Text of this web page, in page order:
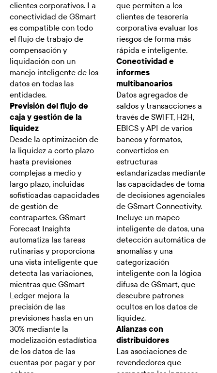
clientes corporativos. La
conectividad de GSmart
es compatible con todo
el flujo de trabajo de
compensación y
liquidación con un
manejo inteligente de los
datos en todas las
entidades.
Previsión del flujo de
caja y gestión de la
liquidez
Desde la optimización de
la liquidez a corto plazo
hasta previsiones
complejas a medio y
largo plazo, incluidas
sofisticadas capacidades
de gestión de
contrapartes. GSmart
Forecast Insights
automatiza las tareas
rutinarias y proporciona
una vista inteligente que
detecta las variaciones,
mientras que GSmart
Ledger mejora la
precisión de las
previsiones hasta en un
30% mediante la
modelización estadística
de los datos de las
cuentas por pagar y por
que permiten a los
clientes de tesorería
corporativa evaluar los
riesgos de forma más
rápida e inteligente.
Conectividad e
informes
multibancarios
Datos agregados de
saldos y transacciones a
través de SWIFT, H2H,
EBICS y API de varios
bancos y formatos,
convertidos en
estructuras
estandarizadas mediante
las capacidades de toma
de decisiones agenciales
de GSmart Connectivity.
Incluye un mapeo
inteligente de datos, una
detección automática de
anomalías y una
categorización
inteligente con la lógica
difusa de GSmart, que
descubre patrones
ocultos en los datos de
liquidez.
Alianzas con
distribuidores
Las asociaciones de
revendedores que